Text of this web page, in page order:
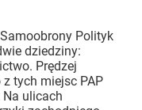
Polityk
dziedziny:
Prędzej
tych miejsc PAP
Na ulicach